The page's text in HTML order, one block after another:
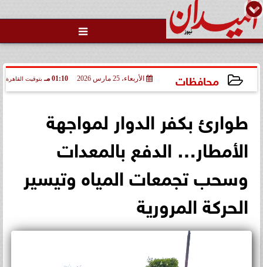

محافظات الأربعاء، 25 مارس 2026 01:10 مـ بتوقيت القاهرة
طوارئ بكفر الدوار لمواجهة
الأمطار… الدفع بالمعدات
وسحب تجمعات المياه وتيسير
الحركة المرورية